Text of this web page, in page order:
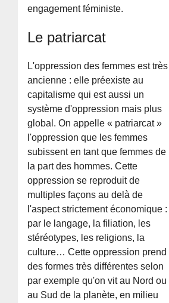
engagement féministe.
Le patriarcat
L'oppression des femmes est très
ancienne : elle préexiste au
capitalisme qui est aussi un
système d'oppression mais plus
global. On appelle « patriarcat »
l'oppression que les femmes
subissent en tant que femmes de
la part des hommes. Cette
oppression se reproduit de
multiples façons au delà de
l'aspect strictement économique :
par le langage, la filiation, les
stéréotypes, les religions, la
culture… Cette oppression prend
des formes très différentes selon
par exemple qu'on vit au Nord ou
au Sud de la planète, en milieu